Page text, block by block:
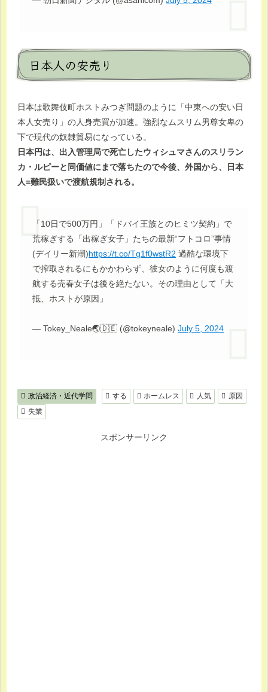
日本人の安売り
日本は歌舞伎町ホストみつぎ問題のように「中東への安い日
本人女売り」の人身売買が加速。強烈なムスリム男尊女卑の
下で現代の奴隷貿易になっている。
日本円は、出入管理局で死亡したウィシュマさんのスリラン
カ・ルピーと同価値にまで落ちたので今後、外国から、日本
人=難民扱いで渡航規制される。
「10日で500万円」「ドバイ王族とのヒミツ契約」で
荒稼ぎする「出稼ぎ女子」たちの最新“フトコロ”事情
(デイリー新潮)https://t.co/Tg1f0wstR2 過酷な環境下
で搾取されるにもかかわらず、彼女のように何度も渡
航する売春女子は後を絶たない。その理由として「大
抵、ホストが原因」
— Tokey_Neale🌏🇩🇪 (@tokeyneale)July 5, 2024
政治経済・近代学問 する ホームレス 人気
原因
失業
スポンサーリンク